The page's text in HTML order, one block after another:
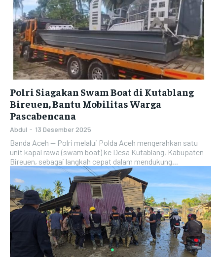
Polri Siagakan Swam Boat di Kutablang
Bireuen, Bantu Mobilitas Warga
Pascabencana
Abdul - 13 Desember 2025
Banda Aceh — Polri melalui Polda Aceh mengerahkan satu
unit kapal rawa (swam boat) ke Desa Kutablang, Kabupaten
Bireuen, sebagai langkah cepat dalam mendukung...